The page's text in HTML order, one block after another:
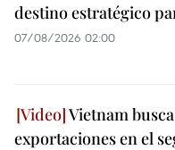
destino estratégico
07/08/2026 02:00
Vietnam
exportaciones en el